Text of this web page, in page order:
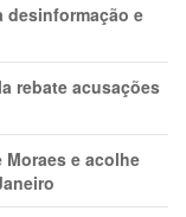
desinformação e
rebate acusações
Moraes e acolhe